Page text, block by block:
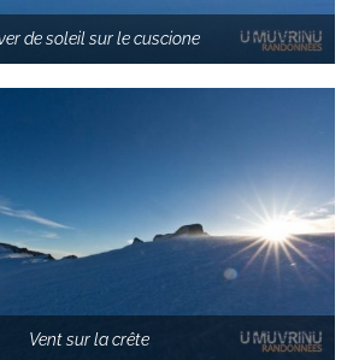
de soleil sur le cuscione
Vent sur la crête